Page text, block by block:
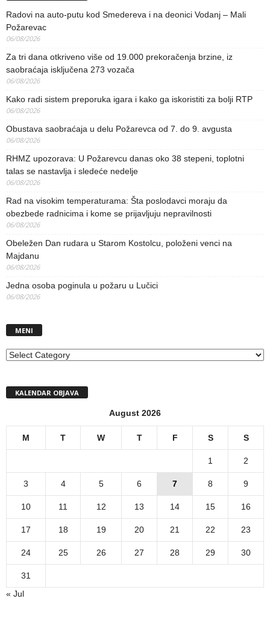
Radovi na auto-putu kod Smedereva i na deonici Vodanj – Mali
Požarevac
06/08/2026
Za tri dana otkriveno više od 19.000 prekoračenja brzine, iz
saobraćaja isključena 273 vozača
06/08/2026
Kako radi sistem preporuka igara i kako ga iskoristiti za bolji RTP
06/08/2026
Obustava saobraćaja u delu Požarevca od 7. do 9. avgusta
06/08/2026
RHMZ upozorava: U Požarevcu danas oko 38 stepeni, toplotni
talas se nastavlja i sledeće nedelje
06/08/2026
Rad na visokim temperaturama: Šta poslodavci moraju da
obezbede radnicima i kome se prijavljuju nepravilnosti
06/08/2026
Obeležen Dan rudara u Starom Kostolcu, položeni venci na
Majdanu
06/08/2026
Jedna osoba poginula u požaru u Lučici
06/08/2026
MENI
MENI
KALENDAR OBJAVA
August 2026
M T W T F S S
1 2
3 4 5 6 7 8 9
10 11 12 13 14 15 16
17 18 19 20 21 22 23
24 25 26 27 28 29 30
31
« Jul